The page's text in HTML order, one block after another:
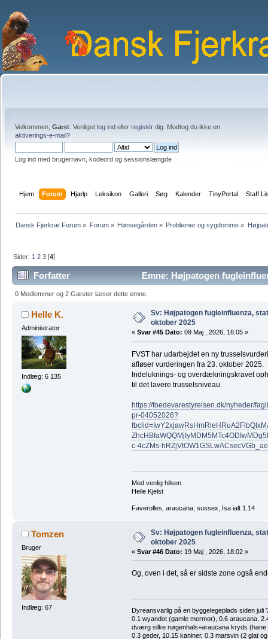
Velkommen, Gæst . Venligst log ind eller registér dig. Modtog du ikke en
aktiverings-e-mail?
Log ind med brugernavn, kodeord og sessionslængde
Hjem Forum Hjælp Leksikon Galleri Søg Kalender TinyPortal Staff
Dansk Fjerkræ Forum » Forum» Hønsegården» Problemer og sygdomme »
Sider: 1 2 3 [4]
Forfatter
Emne: Højpatogen
gange)
0 Medlemmer og 2 Gæster læser dette emne.
Helle K.
Administrator
Indlæg: 6 135
Sv: Højpatogen fugleinfluenza,
oktober 2025
« Svar #45 Dato: 09 Maj , 2026, 16:05 »
FVST har udarbejdet en ny
afløser vurderingen fra 23. oktober 2025.
Indeluknings- og overdækningskravet
til det lavere trusselsniveau.
https://foedevarestyrelsen.dk/nyheder/
pr-04052026?
c-4cZMs-
Med venlig hilsen
Helle Kjelst
Faverolles, araucana, sussex, Isa ialt 1.14
Tomzen
Bruger
Indlæg: 67
Sv: Højpatogen fugleinfluenza,
oktober 2025
« Svar #46 Dato: 19 Maj , 2026, 18:02 »
Og, oven i det, så er sidste zone også
Dyreansvarlig på en byggelegeplads siden juli
0.1 wyandot (gamle mormor), 0.6 araucana,
dværg silke nøgenhals+araucana kryds
0.3 geder, 10.15 kaniner, 0.3 marsvin (2 glat